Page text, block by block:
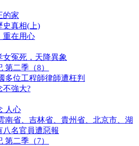
的家
史真相(上)
重在用心
冤死，天降異象
第二季（8）
多位工程師律師遭枉判
不強大?
人心
南省、吉林省、貴州省、北京市、湖
名官員遭惡報
第二季（7）